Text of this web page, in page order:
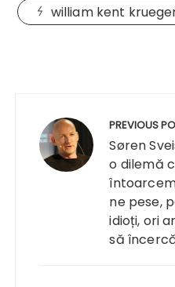
william kent
articole
PREVIOUS
Søren
o dilemă
ne pese,
idioți, ori
să